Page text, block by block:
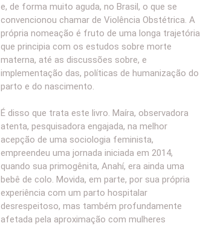
e, de forma muito aguda, no Brasil, o que se
convencionou chamar de Violência Obstétrica. A
própria nomeação é fruto de uma longa trajetória
que principia com os estudos sobre morte
materna, até as discussões sobre, e
implementação das, políticas de humanização do
parto e do nascimento.
É disso que trata este livro. Maíra, observadora
atenta, pesquisadora engajada, na melhor
acepção de uma sociologia feminista,
empreendeu uma jornada iniciada em 2014,
quando sua primogênita, Anahí, era ainda uma
bebê de colo. Movida, em parte, por sua própria
experiência com um parto hospitalar
desrespeitoso, mas também profundamente
afetada pela aproximação com mulheres